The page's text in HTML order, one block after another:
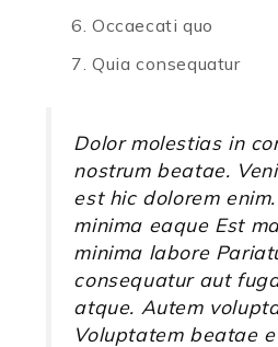
Occaecati quo
Quia consequatur
Dolor molestias in
nostrum beatae.
est hic dolorem
minima eaque Est
minima labore
consequatur aut
atque. Autem
Voluptatem beatae